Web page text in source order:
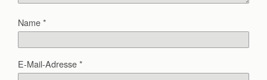
Name*
E-Mail-Adresse*